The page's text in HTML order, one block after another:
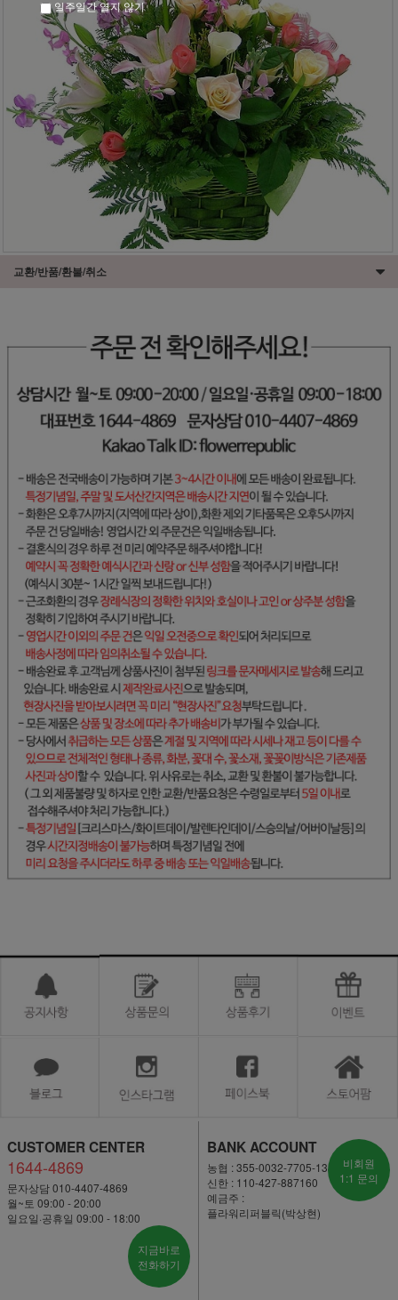
교환/반품/환불/취소
CUSTOMER CENTER
1644-4869
문자상담 010-4407-4869
월~토 09:00 - 20:00
일요일·공휴일 09:00 - 18:00
지금바로
전화하기
BANK ACCOUNT
농협 : 355-0032-7705-13
신한 : 110-427-887160
예금주 :
플라워리퍼블릭(박상현)
비회원
1:1 문의
일주일간 열지 않기